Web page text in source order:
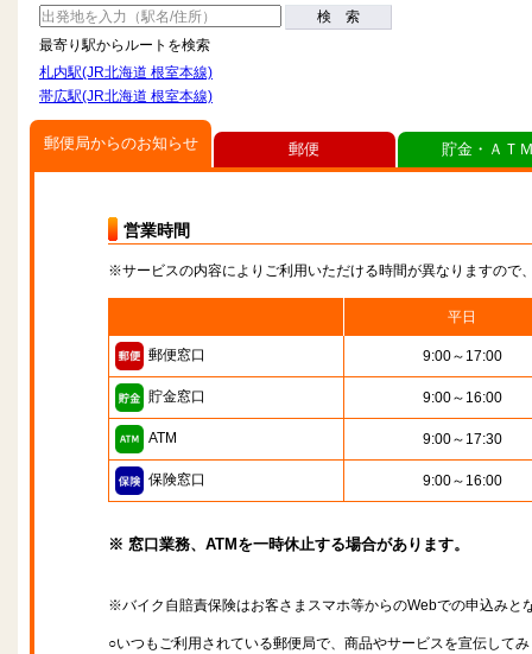
検 索
最寄り駅からルートを検索
札内駅(JR北海道 根室本線)
帯広駅(JR北海道 根室本線)
郵便局からのお知らせ
営業時間
※サービスの内容によりご利用いただける時間が異なりますので
平日
郵便窓口 9:00～17:00
貯金窓口 9:00～16:00
ATM 9:00～17:30
保険窓口 9:00～16:00
※ 窓口業務、ATMを一時休止する場合があります。
※バイク自賠責保険はお客さまスマホ等からのWebでの申込みと
○いつもご利用されている郵便局で、商品やサービスを宣伝して
郵便 貯金・ＡＴ